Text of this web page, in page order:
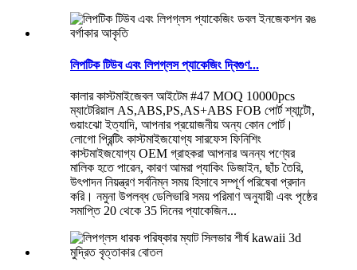
লিপটিক টিউব এবং লিপগ্লস প্যাকেজিং দ্বিগুণ...
কালার কাস্টমাইজেবল আইটেম #47 MOQ 10000pcs
ম্যাটেরিয়াল AS,ABS,PS,AS+ABS FOB পোর্ট শ্যান্টৌ,
গুয়াংঝো ইত্যাদি, আপনার প্রয়োজনীয় অন্য কোন পোর্ট।
লোগো প্রিন্টিং কাস্টমাইজযোগ্য সারফেস ফিনিশিং
কাস্টমাইজযোগ্য OEM গ্রাহকরা আপনার অনন্য পণ্যের
মালিক হতে পারেন, কারণ আমরা প্যাকিং ডিজাইন, ছাঁচ তৈরি,
উৎপাদন নিয়ন্ত্রণ সর্বনিম্ন সময় হিসাবে সম্পূর্ণ পরিষেবা প্রদান
করি। নমুনা উপলব্ধ ডেলিভারি সময় পরিমাণ অনুযায়ী এবং পৃষ্ঠের
সমাপ্তি 20 থেকে 35 দিনের প্যাকেজিন...